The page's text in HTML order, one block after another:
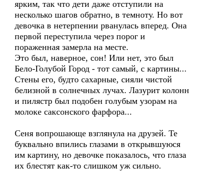
ярким, так что дети даже отступили на
несколько шагов обратно, в темноту. Но вот
девочка в нетерпении рванулась вперед. Она
первой переступила через порог и
пораженная замерла на месте.
Это был, наверное, сон! Или нет, это был
Бело-Голубой Город - тот самый, с картины...
Стены его, будто сахарные, сияли чистой
белизной в солнечных лучах. Лазурит колонн
и пилястр был подобен голубым узорам на
молоке саксонского фарфора...
Сеня вопрошающе взглянула на друзей. Те
буквально впились глазами в открывшуюся
им картину, но девочке показалось, что глаза
их блестят как-то слишком уж сильно.